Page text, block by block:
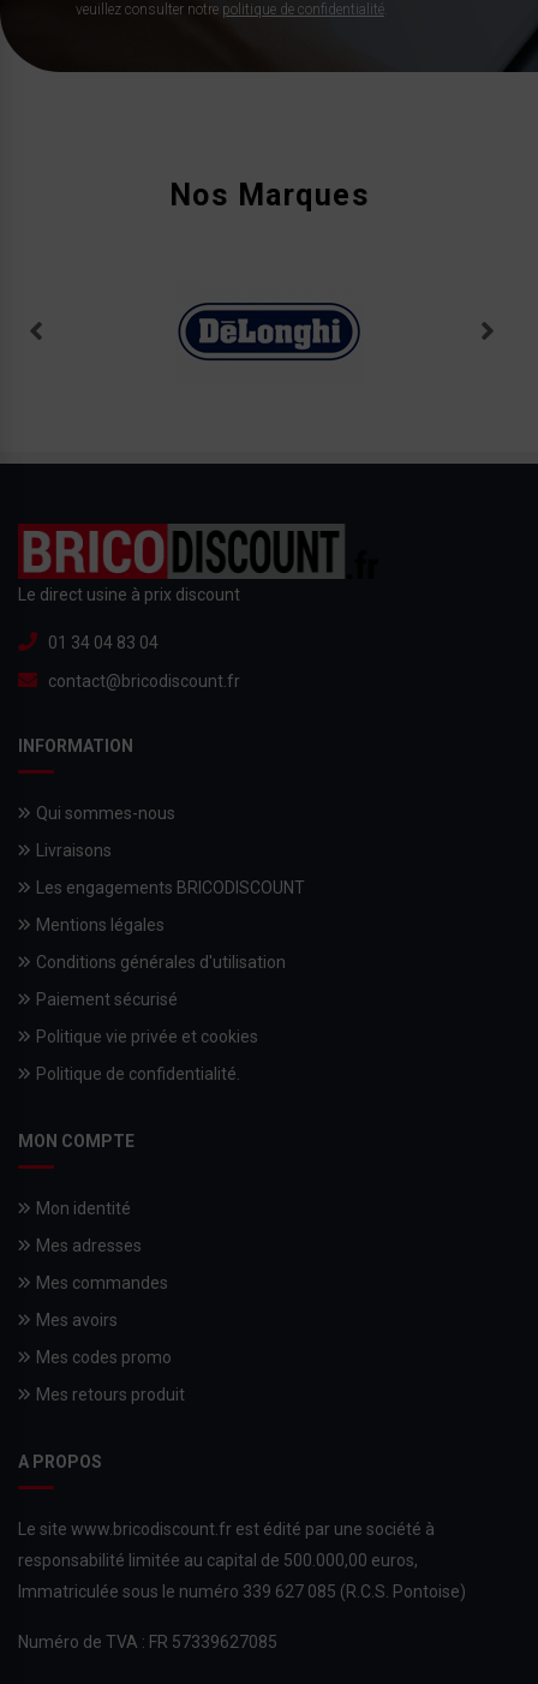
veuillez consulter notre politique de confidentialité
Nos Marques
Le direct usine à prix discount
01 34 04 83 04
contact@bricodiscount.fr
INFORMATION
Qui sommes-nous
Livraisons
Les engagements BRICODISCOUNT
Mentions légales
Conditions générales d'utilisation
Paiement sécurisé
Politique vie privée et cookies
Politique de confidentialité.
MON COMPTE
Mon identité
Mes adresses
Mes commandes
Mes avoirs
Mes codes promo
Mes retours produit
A PROPOS
Le site www.bricodiscount.fr est édité par une société à
responsabilité limitée au capital de 500.000,00 euros,
Immatriculée sous le numéro 339 627 085 (R.C.S. Pontoise)
Numéro de TVA : FR 57339627085